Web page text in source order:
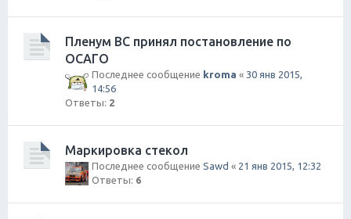
Пленум ВС принял постановление по
ОСАГО
Последнее сообщение kroma « 30 янв 2015,
14:56
Ответы: 2
Маркировка стекол
Последнее сообщение Sawd « 21 янв 2015, 12:32
Ответы: 6